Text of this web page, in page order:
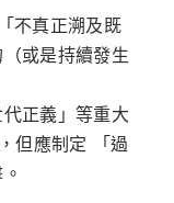
不真正溯及既
或是持續發生
正義」等重大
但應制定 「過